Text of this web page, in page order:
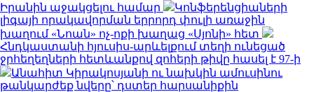
Իրանին աջակցելու համար
Կոնֆերենցիաների
լիգայի որակավորման երրորդ փուլի առաջին
խաղում «Նոան» ոչ-ոքի խաղաց «Սյոնի» հետ
Հնդկաստանի հյուսիս-արևելքում տեղի ունեցած
ջրհեղեղների հետևանքով զոհերի թիվը հասել է 97-ի
Անահիտ Կիրակոսյանի ու նախկին ամուսինու
թանկարժեք նվերը՝ դստեր հարսանիքին